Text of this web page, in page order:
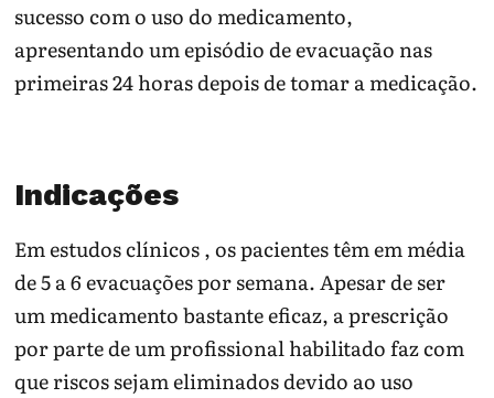
sucesso com o uso do medicamento,
apresentando um episódio de evacuação nas
primeiras 24 horas depois de tomar a medicação.
Indicações
Em estudos clínicos , os pacientes têm em média
de 5 a 6 evacuações por semana. Apesar de ser
um medicamento bastante eficaz, a prescrição
por parte de um profissional habilitado faz com
que riscos sejam eliminados devido ao uso